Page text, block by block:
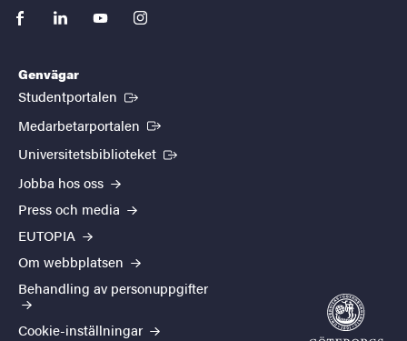
facebooklinkedinyoutubeinstagram
Genvägar
Studentportalen (Extern länk)
Medarbetarportalen (Extern länk)
Universitetsbiblioteket (Extern länk)
Jobba hos oss
Press och media
EUTOPIA
Om webbplatsen
Behandling av personuppgifter
Cookie-inställningar